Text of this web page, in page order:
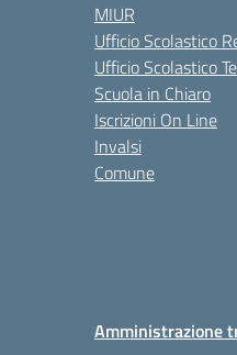
MIUR
Ufficio Scolastico
Ufficio Scolastico
Scuola in Chiaro
Iscrizioni On Line
Invalsi
Comune
Amministrazione